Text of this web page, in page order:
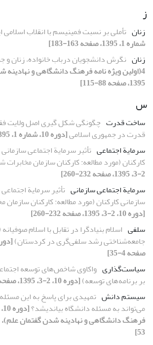
ز
زنان تأملی بر نسبت فمینیسم با انقلاب اسلامی
شماره 1، 1395، صفحه 163-183]
زنان نگرش دانشجویان درباب خانواده، زنان
4(اولین ویژه نامه فرهنگ دانشگاهی و
1395، صفحه 88-115]
س
ساخت قدرت چگونگی شکل گیری اصل ولایت
قدرت در جمهوری اسلامی[دوره 10، شماره 1، 1395، صفحه 36-85]
سرمایة اجتماعی تأثیر سرمایة اجتماعی
کارکنان (مورد مطالعه: کارکنان سازمان مخابرات
2-3، 1395، صفحه 232-260]
سرمایة اجتماعی سازمانی تأثیر سرمایة
سازمانی کارکنان (مورد مطالعه: کارکنان سازمان
[دوره 10، 2-3، 1395، صفحه 232-260]
سلفی اسلام بنیادگرا در تقابل با اسلام
جامعه‌شناختی رشد سلفی‌گری در کردستان)
صفحه 4-35]
سیاست‌گذاری واکاوی شاخص‌های توسعه
بر برنامه‌های توسعه)[دوره 10، 2-3، 1395، صفحه 183-205]
سیستم دانش تمهیدی برای پاسخ به این
می‌تواند به مسئله دانشگاه بیاندیشد؟
53]